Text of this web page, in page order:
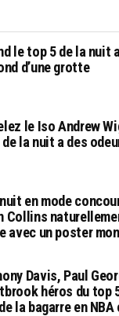
le top 5 de la nuit
d’une grotte
le Iso Andrew
de la nuit a des
en mode
Collins
avec un poster
Davis, Paul
héros du top
la bagarre en